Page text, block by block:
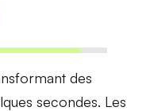
des
secondes. Les